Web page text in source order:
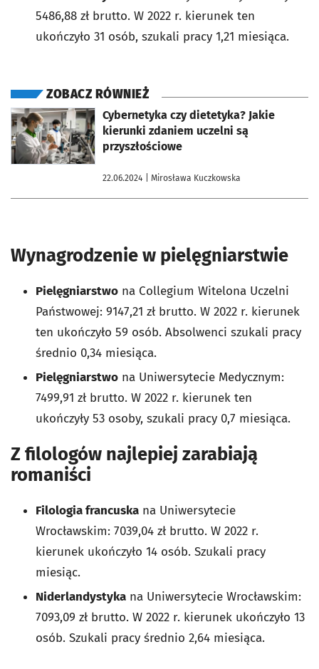
5486,88 zł brutto. W 2022 r. kierunek ten
ukończyło 31 osób, szukali pracy 1,21 miesiąca.
ZOBACZ RÓWNIEŻ
Cybernetyka czy dietetyka? Jakie
kierunki zdaniem uczelni są
przyszłościowe
22.06.2024 | Mirosława Kuczkowska
otworzy się w nowej karcie
Wynagrodzenie w pielęgniarstwie
Pielęgniarstwo na Collegium Witelona Uczelni
Państwowej: 9147,21 zł brutto. W 2022 r. kierunek
ten ukończyło 59 osób. Absolwenci szukali pracy
średnio 0,34 miesiąca.
Pielęgniarstwo na Uniwersytecie Medycznym:
7499,91 zł brutto. W 2022 r. kierunek ten
ukończyły 53 osoby, szukali pracy 0,7 miesiąca.
Z filologów najlepiej zarabiają
romaniści
Filologia francuska na Uniwersytecie
Wrocławskim: 7039,04 zł brutto. W 2022 r.
kierunek ukończyło 14 osób. Szukali pracy
miesiąc.
Niderlandystyka na Uniwersytecie Wrocławskim:
7093,09 zł brutto. W 2022 r. kierunek ukończyło 13
osób. Szukali pracy średnio 2,64 miesiąca.